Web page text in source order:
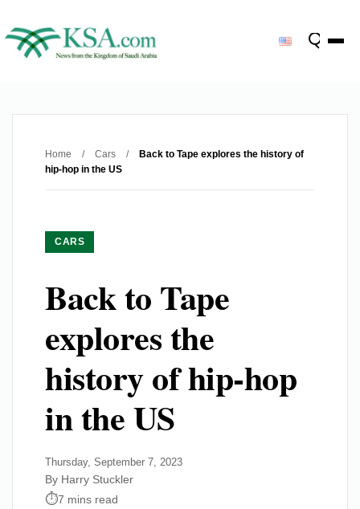
Home / Cars /
Back to Tape explores the history of
hip-hop in the US
CARS
Back to Tape
explores the
history of hip-hop
in the US
Thursday, September 7, 2023
By Harry Stuckler
7 mins read